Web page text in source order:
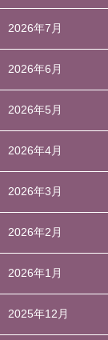
2026年7月
2026年6月
2026年5月
2026年4月
2026年3月
2026年2月
2026年1月
2025年12月